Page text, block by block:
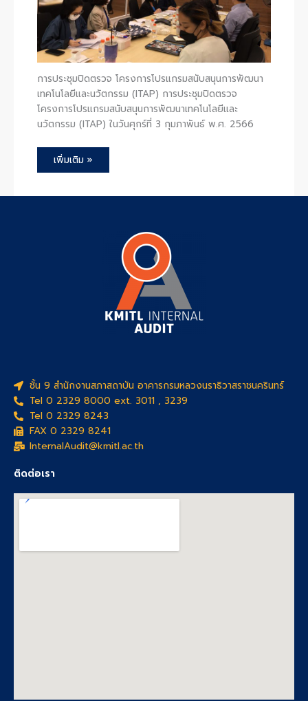
การประชุมปิดตรวจ โครงการโปรแกรมสนับสนุนการพัฒนา
เทคโนโลยีและนวัตกรรม (ITAP) การประชุมปิดตรวจ
โครงการโปรแกรมสนับสนุนการพัฒนาเทคโนโลยีและ
นวัตกรรม (ITAP) ในวันศุกร์ที่ 3 กุมภาพันธ์ พ.ศ. 2566
เพิ่มเติม »
ชั้น 9 สำนักงานสภาสถาบัน อาคารกรมหลวงนราธิวาสราชนครินทร์
Tel 0 2329 8000 ext. 3011 , 3239
Tel 0 2329 8243
FAX 0 2329 8241
InternalAudit@kmitl.ac.th
ติดต่อเรา